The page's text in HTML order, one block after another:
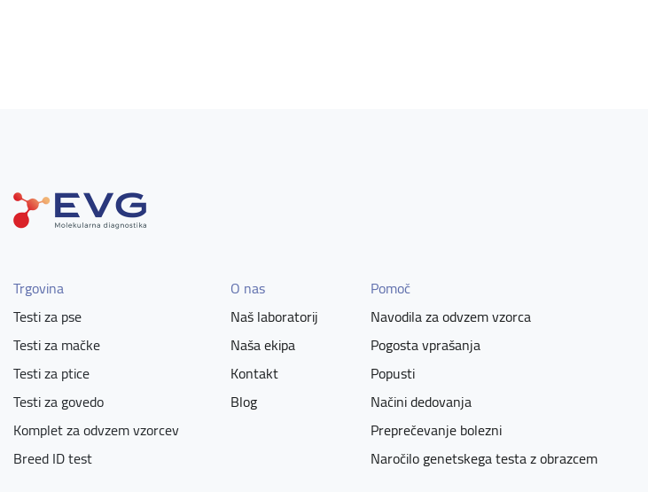
Trgovina
Testi za pse
Testi za mačke
Testi za ptice
Testi za govedo
Komplet za odvzem vzorcev
Breed ID test
O nas
Naš laboratorij
Naša ekipa
Kontakt
Blog
Pomoč
Navodila za odvzem vzorca
Pogosta vprašanja
Popusti
Načini dedovanja
Preprečevanje bolezni
Naročilo genetskega testa z obrazcem